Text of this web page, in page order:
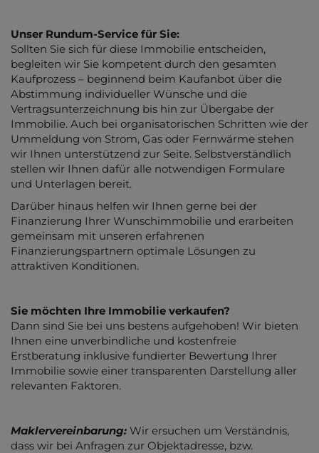
Unser Rundum-Service für Sie:
Sollten Sie sich für diese Immobilie entscheiden,
begleiten wir Sie kompetent durch den gesamten
Kaufprozess – beginnend beim Kaufanbot über die
Abstimmung individueller Wünsche und die
Vertragsunterzeichnung bis hin zur Übergabe der
Immobilie. Auch bei organisatorischen Schritten wie der
Ummeldung von Strom, Gas oder Fernwärme stehen
wir Ihnen unterstützend zur Seite. Selbstverständlich
stellen wir Ihnen dafür alle notwendigen Formulare
und Unterlagen bereit.
Darüber hinaus helfen wir Ihnen gerne bei der
Finanzierung Ihrer Wunschimmobilie und erarbeiten
gemeinsam mit unseren erfahrenen
Finanzierungspartnern optimale Lösungen zu
attraktiven Konditionen.
Sie möchten Ihre Immobilie verkaufen?
Dann sind Sie bei uns bestens aufgehoben! Wir bieten
Ihnen eine unverbindliche und kostenfreie
Erstberatung inklusive fundierter Bewertung Ihrer
Immobilie sowie einer transparenten Darstellung aller
relevanten Faktoren.
Maklervereinbarung: Wir ersuchen um Verständnis,
dass wir bei Anfragen zur Objektadresse, bzw.